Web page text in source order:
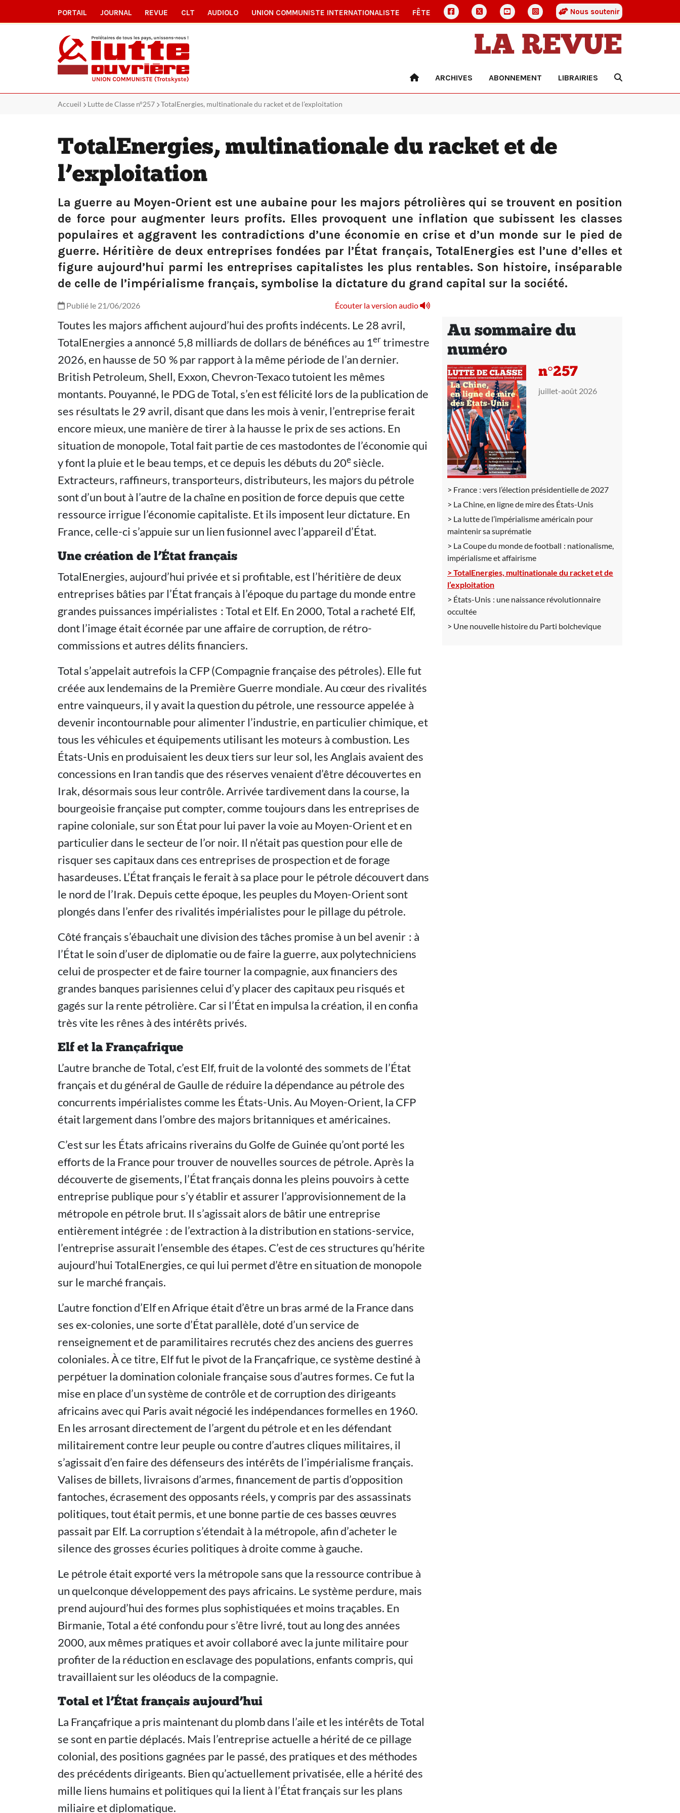
PORTAIL JOURNAL REVUE CLT AUDIOLO UNION COMMUNISTE INTERNATIONALISTE FÊTE Nous soutenir
LA REVUE
ARCHIVES ABONNEMENT LIBRAIRIES
Accueil Lutte de Classe n°257 TotalEnergies, multinationale du racket et de l’exploitation
TotalEnergies, multinationale du racket et de
l’exploitation
La guerre au Moyen-Orient est une aubaine pour les majors pétrolières qui se trouvent en position
de force pour augmenter leurs profits. Elles provoquent une inflation que subissent les classes
populaires et aggravent les contradictions d’une économie en crise et d’un monde sur le pied de
guerre. Héritière de deux entreprises fondées par l’État français, TotalEnergies est l’une d’elles et
figure aujourd’hui parmi les entreprises capitalistes les plus rentables. Son histoire, inséparable
de celle de l’impérialisme français, symbolise la dictature du grand capital sur la société.
Publié le 21/06/2026 Écouter la version audio
Toutes les majors affichent aujourd’hui des profits indécents. Le 28 avril,
TotalEnergies a annoncé 5,8 milliards de dollars de bénéfices au 1er trimestre
2026, en hausse de 50 % par rapport à la même période de l’an dernier.
British Petroleum, Shell, Exxon, Chevron-Texaco tutoient les mêmes
montants. Pouyanné, le PDG de Total, s’en est félicité lors de la publication de
ses résultats le 29 avril, disant que dans les mois à venir, l’entreprise ferait
encore mieux, une manière de tirer à la hausse le prix de ses actions. En
situation de monopole, Total fait partie de ces mastodontes de l’économie qui
y font la pluie et le beau temps, et ce depuis les débuts du 20e siècle.
Extracteurs, raffineurs, transporteurs, distributeurs, les majors du pétrole
sont d’un bout à l’autre de la chaîne en position de force depuis que cette
ressource irrigue l’économie capitaliste. Et ils imposent leur dictature. En
France, celle-ci s’appuie sur un lien fusionnel avec l’appareil d’État.
Une création de l’État français
TotalEnergies, aujourd’hui privée et si profitable, est l’héritière de deux
entreprises bâties par l’État français à l’époque du partage du monde entre
grandes puissances impérialistes : Total et Elf. En 2000, Total a racheté Elf,
dont l’image était écornée par une affaire de corruption, de rétro-
commissions et autres délits financiers.
Total s’appelait autrefois la CFP (Compagnie française des pétroles). Elle fut
créée aux lendemains de la Première Guerre mondiale. Au cœur des rivalités
entre vainqueurs, il y avait la question du pétrole, une ressource appelée à
devenir incontournable pour alimenter l’industrie, en particulier chimique, et
tous les véhicules et équipements utilisant les moteurs à combustion. Les
États-Unis en produisaient les deux tiers sur leur sol, les Anglais avaient des
concessions en Iran tandis que des réserves venaient d’être découvertes en
Irak, désormais sous leur contrôle. Arrivée tardivement dans la course, la
bourgeoisie française put compter, comme toujours dans les entreprises de
rapine coloniale, sur son État pour lui paver la voie au Moyen-Orient et en
particulier dans le secteur de l’or noir. Il n’était pas question pour elle de
risquer ses capitaux dans ces entreprises de prospection et de forage
hasardeuses. L’État français le ferait à sa place pour le pétrole découvert dans
le nord de l’Irak. Depuis cette époque, les peuples du Moyen-Orient sont
plongés dans l’enfer des rivalités impérialistes pour le pillage du pétrole.
Côté français s’ébauchait une division des tâches promise à un bel avenir : à
l’État le soin d’user de diplomatie ou de faire la guerre, aux polytechniciens
celui de prospecter et de faire tourner la compagnie, aux financiers des
grandes banques parisiennes celui d’y placer des capitaux peu risqués et
gagés sur la rente pétrolière. Car si l’État en impulsa la création, il en confia
très vite les rênes à des intérêts privés.
Elf et la Françafrique
L’autre branche de Total, c’est Elf, fruit de la volonté des sommets de l’État
français et du général de Gaulle de réduire la dépendance au pétrole des
concurrents impérialistes comme les États-Unis. Au Moyen-Orient, la CFP
était largement dans l’ombre des majors britanniques et américaines.
C’est sur les États africains riverains du Golfe de Guinée qu’ont porté les
efforts de la France pour trouver de nouvelles sources de pétrole. Après la
découverte de gisements, l’État français donna les pleins pouvoirs à cette
entreprise publique pour s’y établir et assurer l’approvisionnement de la
métropole en pétrole brut. Il s’agissait alors de bâtir une entreprise
entièrement intégrée : de l’extraction à la distribution en stations-service,
l’entreprise assurait l’ensemble des étapes. C’est de ces structures qu’hérite
aujourd’hui TotalEnergies, ce qui lui permet d’être en situation de monopole
sur le marché français.
L’autre fonction d’Elf en Afrique était d’être un bras armé de la France dans
ses ex-colonies, une sorte d’État parallèle, doté d’un service de
renseignement et de paramilitaires recrutés chez des anciens des guerres
coloniales. À ce titre, Elf fut le pivot de la Françafrique, ce système destiné à
perpétuer la domination coloniale française sous d’autres formes. Ce fut la
mise en place d’un système de contrôle et de corruption des dirigeants
africains avec qui Paris avait négocié les indépendances formelles en 1960.
En les arrosant directement de l’argent du pétrole et en les défendant
militairement contre leur peuple ou contre d’autres cliques militaires, il
s’agissait d’en faire des défenseurs des intérêts de l’impérialisme français.
Valises de billets, livraisons d’armes, financement de partis d’opposition
fantoches, écrasement des opposants réels, y compris par des assassinats
politiques, tout était permis, et une bonne partie de ces basses œuvres
passait par Elf. La corruption s’étendait à la métropole, afin d’acheter le
silence des grosses écuries politiques à droite comme à gauche.
Le pétrole était exporté vers la métropole sans que la ressource contribue à
un quelconque développement des pays africains. Le système perdure, mais
prend aujourd’hui des formes plus sophistiquées et moins traçables. En
Birmanie, Total a été confondu pour s’être livré, tout au long des années
2000, aux mêmes pratiques et avoir collaboré avec la junte militaire pour
profiter de la réduction en esclavage des populations, enfants compris, qui
travaillaient sur les oléoducs de la compagnie.
Total et l’État français aujourd’hui
La Françafrique a pris maintenant du plomb dans l’aile et les intérêts de Total
se sont en partie déplacés. Mais l’entreprise actuelle a hérité de ce pillage
colonial, des positions gagnées par le passé, des pratiques et des méthodes
des précédents dirigeants. Bien qu’actuellement privatisée, elle a hérité des
mille liens humains et politiques qui la lient à l’État français sur les plans
miliaire et diplomatique.
Au sommaire du
numéro
n°257
juillet-août 2026
France : vers l’élection présidentielle de 2027
La Chine, en ligne de mire des États-Unis
La lutte de l’impérialisme américain pour
maintenir sa suprématie
La Coupe du monde de football : nationalisme,
impérialisme et affairisme
TotalEnergies, multinationale du racket et de
l’exploitation
États-Unis : une naissance révolutionnaire
occultée
Une nouvelle histoire du Parti bolchevique